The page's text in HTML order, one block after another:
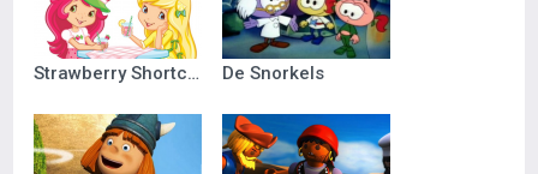
Strawberry Shortcake De Snorkels